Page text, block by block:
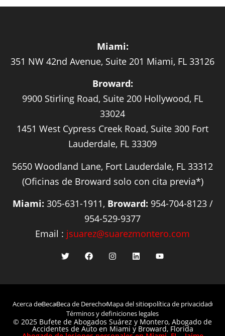
Miami:
351 NW 42nd Avenue, Suite 201 Miami, FL 33126
Broward:
9900 Stirling Road, Suite 200 Hollywood, FL
33024
1451 West Cypress Creek Road, Suite 300 Fort
Lauderdale, FL 33309
5650 Woodland Lane, Fort Lauderdale, FL 33312
(Oficinas de Broward solo con cita previa*)
Miami: 305-631-1911, Broward: 954-704-8123 /
954-529-9377
Email : jsuarez@suarezmontero.com
Acerca deBecaBeca de DerechoMapa del sitiopolítica de privacidad
Términos y definiciones legales
© 2025 Bufete de Abogados Suárez y Montero, Abogado de
Accidentes de Auto en Miami y Broward, Florida